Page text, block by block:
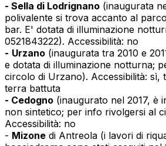
- Sella di Lodrignano (inaugurata
polivalente si trova accanto al
bar. E' dotata di illuminazione
0521843222). Accessibilità: no
- Urzano (inaugurata tra 2010 e
e dotata di illuminazione notturna;
circolo di Urzano). Accessibilità: sì,
terra battuta
- Cedogno (inaugurato nel 2017, è
non sintetico; per info rivolgersi al
Accessibilità: no
- Mizone di Antreola (i lavori di